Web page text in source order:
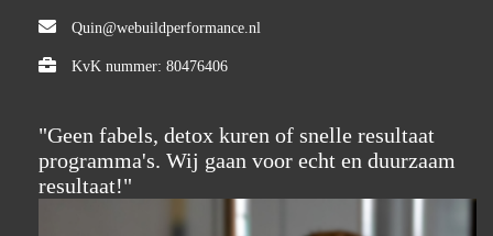
Quin@webuildperformance.nl
KvK nummer: 80476406
"Geen fabels, detox kuren of snelle resultaat
programma's. Wij gaan voor echt en duurzaam
resultaat!"